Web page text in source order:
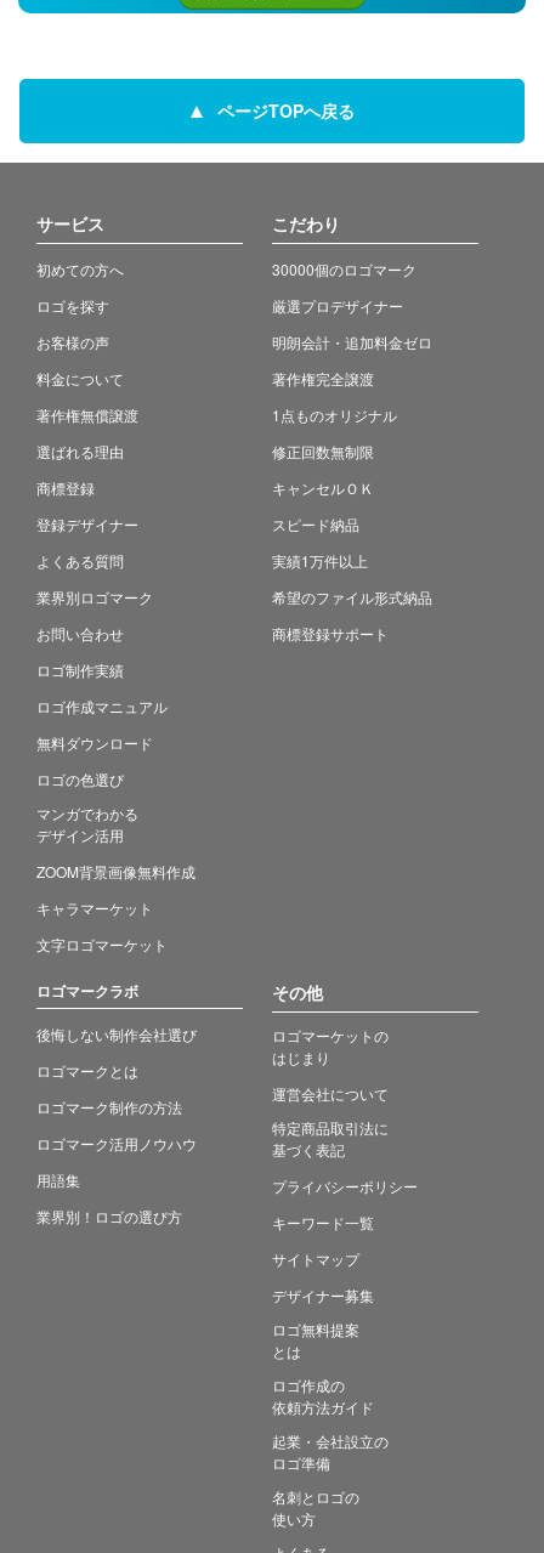
ページTOPへ戻る
サービス
初めての方へ
ロゴを探す
お客様の声
料金について
著作権無償譲渡
選ばれる理由
商標登録
登録デザイナー
よくある質問
業界別ロゴマーク
お問い合わせ
ロゴ制作実績
ロゴ作成マニュアル
無料ダウンロード
ロゴの色選び
マンガでわかる
デザイン活用
ZOOM背景画像無料作成
キャラマーケット
文字ロゴマーケット
こだわり
30000個のロゴマーク
厳選プロデザイナー
明朗会計・追加料金ゼロ
著作権完全譲渡
1点ものオリジナル
修正回数無制限
キャンセルＯＫ
スピード納品
実績1万件以上
希望のファイル形式納品
商標登録サポート
ロゴマークラボ
後悔しない制作会社選び
ロゴマークとは
ロゴマーク制作の方法
ロゴマーク活用ノウハウ
用語集
業界別！ロゴの選び方
その他
ロゴマーケットの
はじまり
運営会社について
特定商品取引法に
基づく表記
プライバシーポリシー
キーワード一覧
サイトマップ
デザイナー募集
ロゴ無料提案
とは
ロゴ作成の
依頼方法ガイド
起業・会社設立の
ロゴ準備
名刺とロゴの
使い方